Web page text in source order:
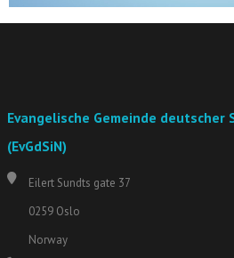
Evangelische Gemeinde deutscher
(EvGdSiN)
Eilert Sundts gate 37
0259 Oslo
Norway